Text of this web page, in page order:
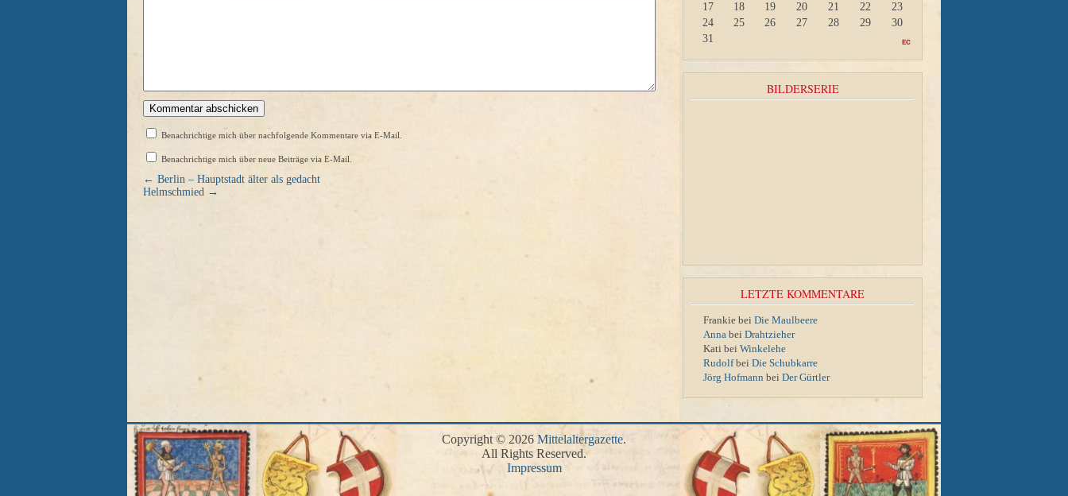
Benachrichtige mich über nachfolgende Kommentare via E-Mail.
Benachrichtige mich über neue Beiträge via E-Mail.
← Berlin – Hauptstadt älter als gedacht
Helmschmied →
17
18 19 20 21 22
23
24
25 26 27 28 29
30
31
BILDERSERIE
LETZTE KOMMENTARE
Frankie bei Die Maulbeere
Anna bei Drahtzieher
Kati bei Winkelehe
Rudolfbei Die Schubkarre
Jörg Hofmann bei Der Gürtler
Copyright © 2026 Mittelaltergazette.
All Rights Reserved.
Impressum